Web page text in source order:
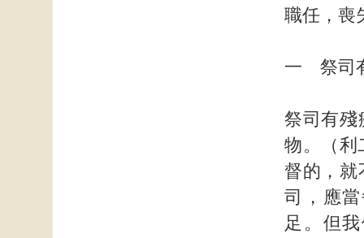
職任，喪
一 祭司
祭司有殘
物。（利
督的，就
司，應
足。但